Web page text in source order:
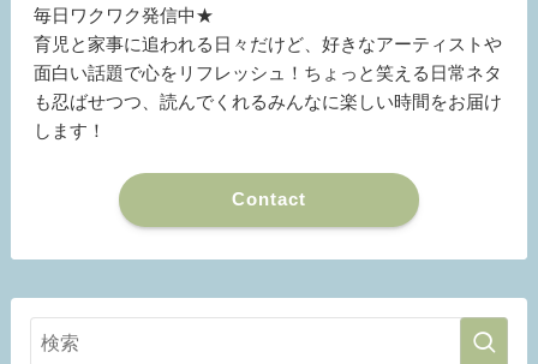
毎日ワクワク発信中★
育児と家事に追われる日々だけど、好きなアーティストや
面白い話題で心をリフレッシュ！ちょっと笑える日常ネタ
も忍ばせつつ、読んでくれるみんなに楽しい時間をお届け
します！
Contact